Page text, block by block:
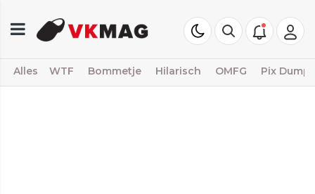
Alles WTF Bommetje Hilarisch OMFG Pix Dump